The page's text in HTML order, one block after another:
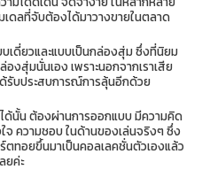
ดลที่จับต้องได้มาวางขายในตลาด
เดี่ยวและแบบเป็นกล่องสุ่ม ซึ่งที่นิยม
สุ่มนั่นเอง เพราะนอกจากเราเสีย
รับประสบการณ์การลุ้นอีกด้วย
ด้นั้น ต้องผ่านการออกแบบ มีความคิด
ความชอบ ในด้านของเล่นจริงๆ ซึ่ง
ทอยขึ้นมาเป็นคอลเลคชั่นตัวเองแล้ว
ยค่ะ